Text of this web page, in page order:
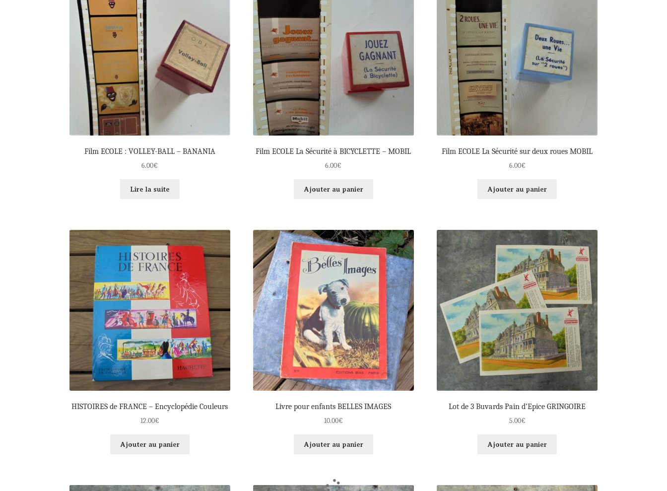
Film ECOLE : VOLLEY-BALL – BANANIA
6.00€
Lire la suite
Film ECOLE La Sécurité à BICYCLETTE – MOBIL
6.00€
Ajouter au panier
Film ECOLE La Sécurité sur deux roues MOBIL
6.00€
Ajouter au panier
HISTOIRES de FRANCE – Encyclopédie Couleurs
12.00€
Ajouter au panier
Livre pour enfants BELLES IMAGES
10.00€
Ajouter au panier
Lot de 3 Buvards Pain d’Epice GRINGOIRE
5.00€
Ajouter au panier